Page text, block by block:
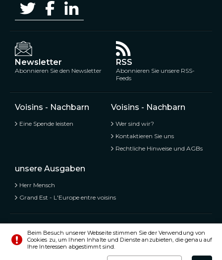
Newsletter
Abonnieren Sie den Newsletter
RSS
Abonnieren Sie unsere RSS-
Feeds
Voisins - Nachbarn
Eine Spende leisten
Voisins - Nachbarn
Wer sind wir?
Kontaktieren Sie uns
Rechtliche Hinweise und AGBs
unsere Ausgaben
Herr Mensch
Grand Est - L'Europe entre voisins
Voisins - Nachbarn, Kostenlose und geteilte Informationen
© Alle Rechte vorbehalten 2020 - 2026
Beim Besuch unserer Webseite stimmen Sie der Verwendung von
Cookies zu, um Ihnen Inhalte und Dienste anzubieten, die genau auf
Ihre Interessen abgestimmt sind.